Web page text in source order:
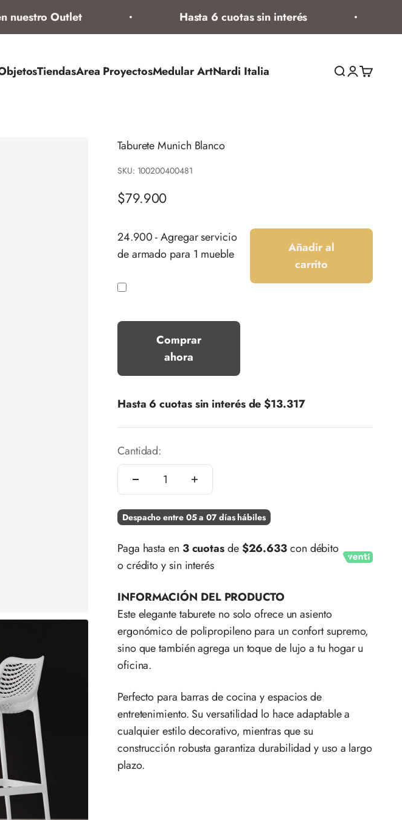
Outlet Hasta 6 cuotas sin interés
TiendasArea ProyectosMedular ArtNardi Italia Abrir búsqueda
AbrirAbrir
Taburete Munich Blanco
SKU: 100200400481
Precio de oferta
$79.900
24.900 - Agregar servicio
de armado para 1 mueble
Añadir al
carrito
Comprar
ahora
Hasta 6 cuotas sin interés de$13.317
Cantidad:
Despacho entre 05 a 07 días hábiles
Paga hasta en 3 cuotasde$26.633con débito
o crédito y sin interés
INFORMACIÓN DEL PRODUCTO
Este elegante taburete no solo ofrece un asiento
ergonómico de polipropileno para un confort supremo,
sino que también agrega un toque de lujo a tu hogar u
oficina.
Perfecto para barras de cocina y espacios de
entretenimiento. Su versatilidad lo hace adaptable a
cualquier estilo decorativo, mientras que su
construcción robusta garantiza durabilidad y uso a largo
plazo.